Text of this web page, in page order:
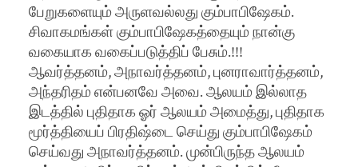
பேறுகளையும் அருளவல்லது கும்பாபிஷேகம்.
சிவாகமங்கள் கும்பாபிஷேகத்தையும் நான்கு
வகையாக வகைப்படுத்திப் பேசும்.!!!
ஆவர்த்தனம், அநாவர்த்தனம், புனராவார்த்தனம்,
அந்தரிதம் என்பனவே அவை. ஆலயம் இல்லாத
இடத்தில் புதிதாக ஓர் ஆலயம் அமைத்து, புதிதாக
மூர்த்தியைப் பிரதிஷ்டை செய்து கும்பாபிஷேகம்
செய்வது அநாவர்த்தனம். முன்பிருந்த ஆலயம்